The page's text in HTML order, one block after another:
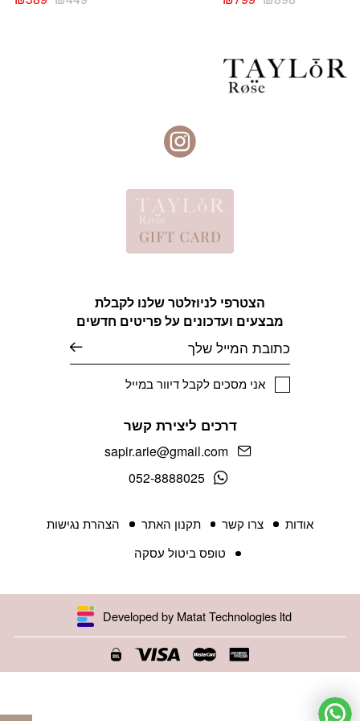
הצטרפי לניוזלטר שלנו לקבלת
מבצעים ועדכונים על פריטים חדשים
אני מסכים לקבל דיוור במייל
דרכים ליצירת קשר
sapir.arie@gmail.com
052-8888025
אודות צרו קשר תקנון האתר
הצהרת נגישות
טופס ביטול עסקה
Developed by Matat Technologies ltd